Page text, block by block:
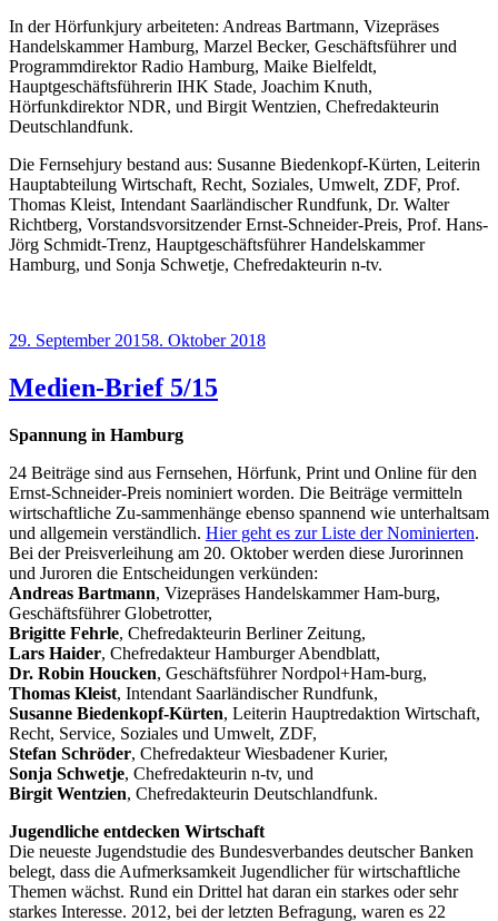
In der Hörfunkjury arbeiteten: Andreas Bartmann, Vizepräses
Handelskammer Hamburg, Marzel Becker, Geschäftsführer und
Programmdirektor Radio Hamburg, Maike Bielfeldt,
Hauptgeschäftsführerin IHK Stade, Joachim Knuth,
Hörfunkdirektor NDR, und Birgit Wentzien, Chefredakteurin
Deutschlandfunk.
Die Fernsehjury bestand aus: Susanne Biedenkopf-Kürten, Leiterin
Hauptabteilung Wirtschaft, Recht, Soziales, Umwelt, ZDF, Prof.
Thomas Kleist, Intendant Saarländischer Rundfunk, Dr. Walter
Richtberg, Vorstandsvorsitzender Ernst-Schneider-Preis, Prof. Hans-
Jörg Schmidt-Trenz, Hauptgeschäftsführer Handelskammer
Hamburg, und Sonja Schwetje, Chefredakteurin n-tv.
Veröffentlicht
29. September 20158. Oktober 2018
Medien-Brief 5/15
Spannung in Hamburg
24 Beiträge sind aus Fernsehen, Hörfunk, Print und Online für den
Ernst-Schneider-Preis nominiert worden. Die Beiträge vermitteln
wirtschaftliche Zu-sammenhänge ebenso spannend wie unterhaltsam
und allgemein verständlich. Hier geht es zur Liste der Nominierten.
Bei der Preisverleihung am 20. Oktober werden diese Jurorinnen
und Juroren die Entscheidungen verkünden:
Andreas Bartmann, Vizepräses Handelskammer Ham-burg,
Geschäftsführer Globetrotter,
Brigitte Fehrle, Chefredakteurin Berliner Zeitung,
Lars Haider, Chefredakteur Hamburger Abendblatt,
Dr. Robin Houcken, Geschäftsführer Nordpol+Ham-burg,
Thomas Kleist, Intendant Saarländischer Rundfunk,
Susanne Biedenkopf-Kürten, Leiterin Hauptredaktion Wirtschaft,
Recht, Service, Soziales und Umwelt, ZDF,
Stefan Schröder, Chefredakteur Wiesbadener Kurier,
Sonja Schwetje, Chefredakteurin n-tv, und
Birgit Wentzien, Chefredakteurin Deutschlandfunk.
Jugendliche entdecken Wirtschaft
Die neueste Jugendstudie des Bundesverbandes deutscher Banken
belegt, dass die Aufmerksamkeit Jugendlicher für wirtschaftliche
Themen wächst. Rund ein Drittel hat daran ein starkes oder sehr
starkes Interesse. 2012, bei der letzten Befragung, waren es 22